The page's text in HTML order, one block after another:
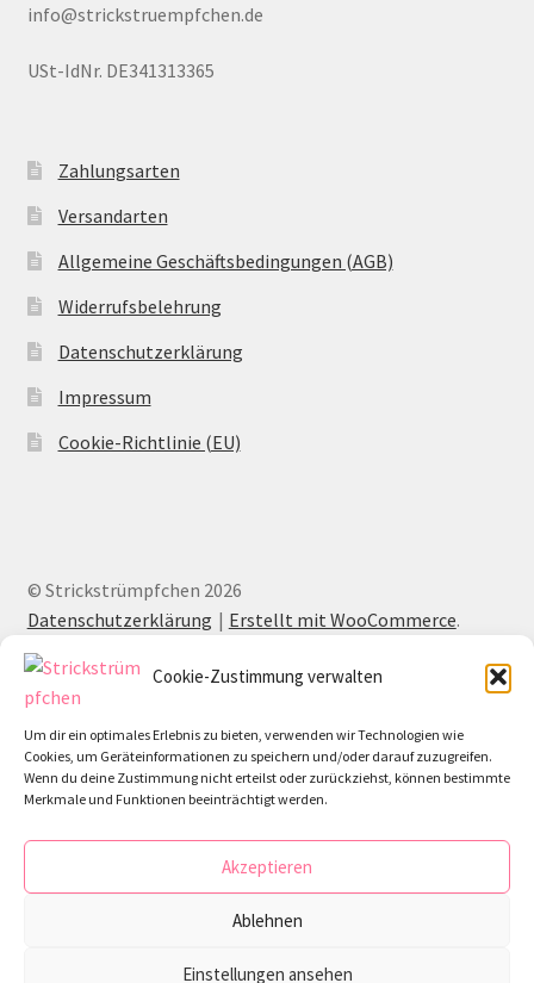
Cookie-Zustimmung verwalten
Um dir ein optimales Erlebnis zu bieten, verwenden wir Technologien wie
Cookies, um Geräteinformationen zu speichern und/oder darauf zuzugreifen.
Wenn du deine Zustimmung nicht erteilst oder zurückziehst, können bestimmte
Merkmale und Funktionen beeinträchtigt werden.
Akzeptieren
Ablehnen
Einstellungen ansehen
info@strickstruempfchen.de
USt-IdNr. DE341313365
Zahlungsarten
Versandarten
Allgemeine Geschäftsbedingungen (AGB)
Widerrufsbelehrung
Datenschutzerklärung
Impressum
Cookie-Richtlinie (EU)
© Strickstrümpfchen 2026
Datenschutzerklärung
Erstellt mit WooCommerce.